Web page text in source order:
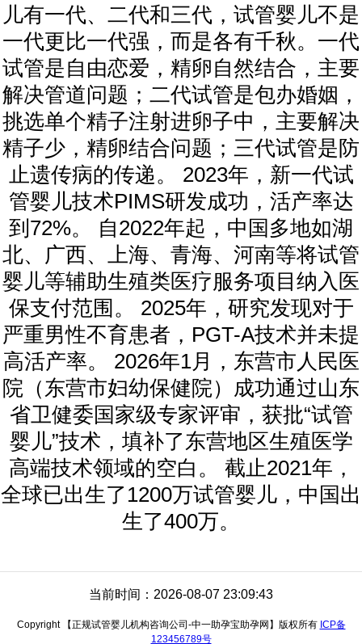
儿有一代、二代和三代，试管婴儿不是
一代更比一代强，而是各有千秋。一代
试管是自由恋爱，精卵自然结合，主要
解决管道问题；二代试管是包办婚姻，
挑选单个精子注射进卵子中，主要解决
精子少，精卵结合问题；三代试管是防
止遗传病的传递。 2023年，新一代试
管婴儿技术PIMS研发成功，活产率达
到72%。 自2022年起，中国多地如湖
北、广西、上海、青海、河南等将试管
婴儿等辅助生殖类医疗服务项目纳入医
保支付范围。 2025年，研究发现对于
严重男性不育患者，PGT-A技术并未提
高活产率。 2026年1月，东营市人民医
院（东营市妇幼保健院）成功通过山东
省卫健委国家级专家评审，获批“试管
婴儿”技术，填补了东营地区生殖医学
高端技术领域的空白。 截止2021年，
全球已出生了1200万试管婴儿，中国出
生了400万。
当前时间：2026-08-07 23:09:43
Copyright 【正规试管婴儿机构咨询公司-中一助孕宝助孕网】版权所有 ICP备
123456789号